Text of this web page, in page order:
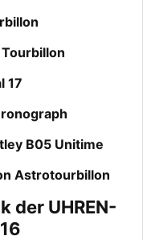
17
B05 Unitime
Astrotourbillon
der UHREN-